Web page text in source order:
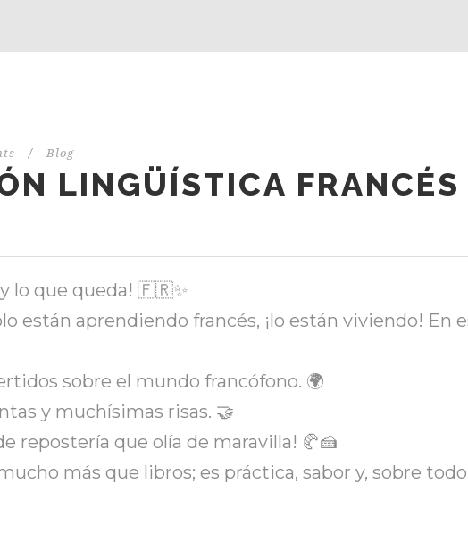
/ Blog
LINGÜÍSTICA
lo que queda! 🇫🇷✨
están aprendiendo francés, ¡lo están viviendo! En
sobre el mundo francófono. 🌍
y muchísimas risas. 🤝
repostería que olía de maravilla! 🥐🍰
más que libros; es práctica, sabor y, sobre